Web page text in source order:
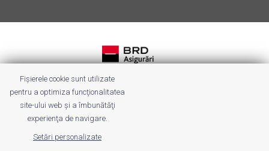
Termeni & condiții
Protecția datelor
Fișierele cookie sunt utilizate
pentru a optimiza funcţionalitatea
site-ului web şi a îmbunătăţi
experienţa de navigare.
Setări personalizate